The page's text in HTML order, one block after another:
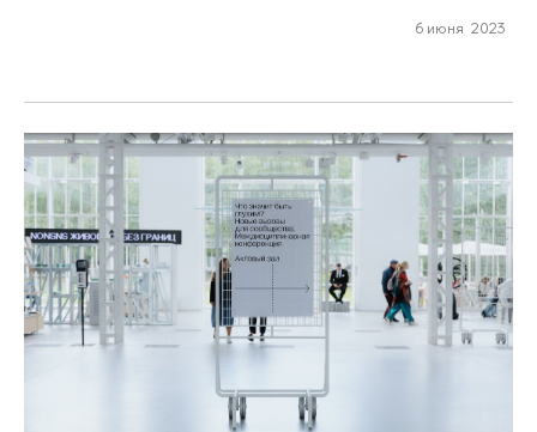
6 июня 2023